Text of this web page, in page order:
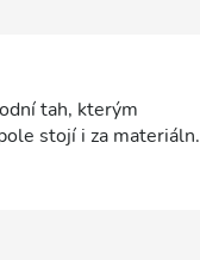
tah, kterým
stojí i za materiální